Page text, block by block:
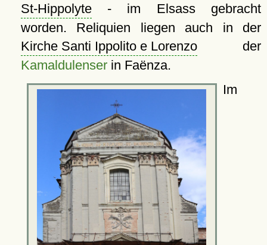
St-Hippolyte- im Elsass gebracht
worden. Reliquien liegen auch in der
Kirche Santi Ippolito e Lorenzoder
Kamaldulenserin Faënza.
Im